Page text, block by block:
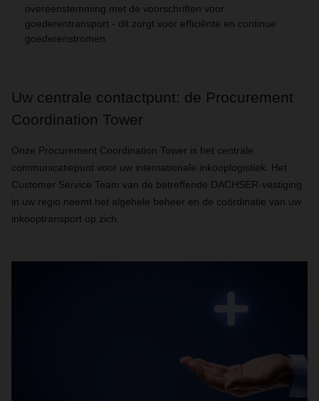
overeenstemming met de voorschriften voor
goederentransport - dit zorgt voor efficiënte en continue
goederenstromen.
Uw centrale contactpunt: de Procurement
Coordination Tower
Onze Procurement Coordination Tower is het centrale
communicatiepunt voor uw internationale inkooplogistiek. Het
Customer Service Team van de betreffende DACHSER-vestiging
in uw regio neemt het algehele beheer en de coördinatie van uw
inkooptransport op zich.